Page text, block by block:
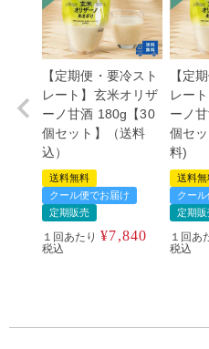
【定期便・要冷スト
レート】玄米オリザ
ーノ甘酒 180g【30
個セット】（送料
込）
送料無料
クール便でお届け
定期販売
１回あたり ¥7,840
税込
【定
レー
ーノ
個セ
料)
送料無
クー
定期販
１回あ
税込